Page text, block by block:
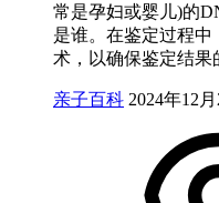
常是孕妇或婴儿)的
是谁。在鉴定过程
术，以确保鉴定结
亲子百科 2024年12月